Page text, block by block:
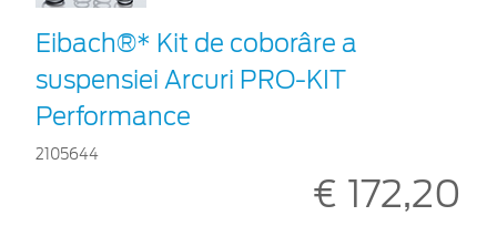
Eibach®* Kit de coborâre a
suspensiei Arcuri PRO-KIT
Performance
2105644
€ 172,20